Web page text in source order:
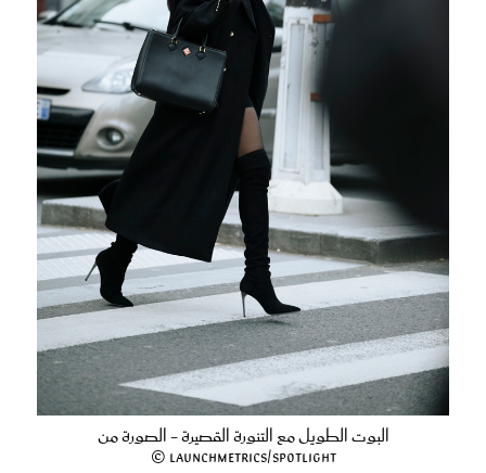
البوت الطويل مع التنورة القصيرة - الصورة من
Launchmetrics/Spotlight ©